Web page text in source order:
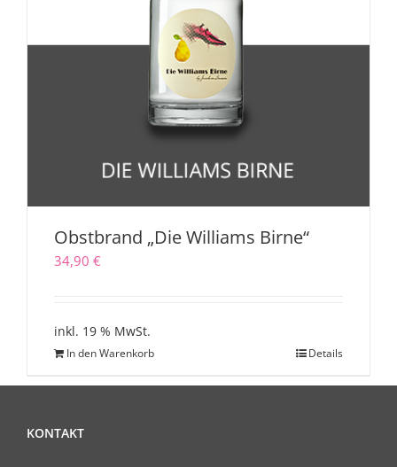
Obstbrand „Die Williams Birne“
34,90 €
inkl. 19 % MwSt.
In den Warenkorb Details
KONTAKT